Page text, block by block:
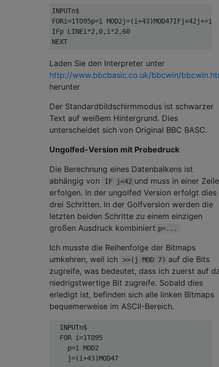
INPUTn$
FORi=1TO95p=i
IFp LINEi*2,0,i*2,60
Laden Sie den Interpreter unter
http://www.bbcbasic.co.uk/bbcwin/
herunter
Der Standardbildschirmmodus ist schwarzer
Text auf weißem Hintergrund. Dies
unterscheidet sich von Original BBC BASC.
Ungolfed-Version mit Probedruck
Die Berechnung eines Datenbalkens ist
abhängig von
IF j<42 und muss in einer Zeile
erfolgen. In der ungolfed Version erfolgt dies
drei Schritten. In der Golfversion werden die
letzten beiden Schritte zu einem einzigen
großen Ausdruck kombiniert p=...
Ich musste die Reihenfolge der Bitmaps
umkehren, weil ich
>>(j MOD 7) auf die Bits
zugreife, was bedeutet, dass ich zuerst auf
niedrigstwertige Bit zugreife. Sobald dies
erledigt ist, befinden sich alle linken Bitmaps
bequemerweise im ASCII-Bereich.
  INPUTn$
FOR i=1TO95
p=i MOD2
j=(i+43)MOD47